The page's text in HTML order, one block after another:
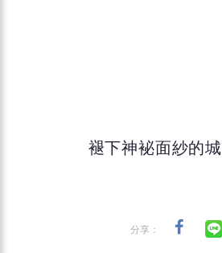
褪下神袐面紗的
分享：